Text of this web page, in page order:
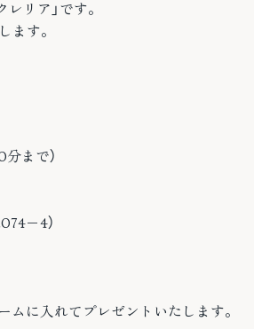
リア」です。
ます。
まで）
）
に入れてプレゼントいたします。